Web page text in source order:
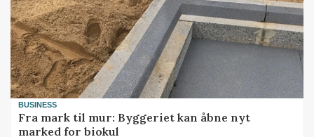
BUSINESS
Fra mark til mur: Byggeriet kan åbne nyt
marked for biokul